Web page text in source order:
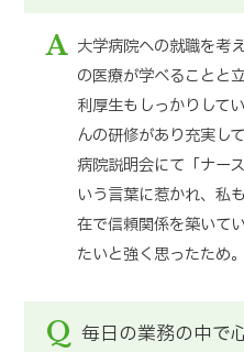
A 大学病院への就職を考
の医療が学べることと
利厚生もしっかりして
んの研修があり充実し
病院説明会にて「ナー
いう言葉に惹かれ、私
在で信頼関係を築いて
たいと強く思ったため。
Q 毎日の業務の中で